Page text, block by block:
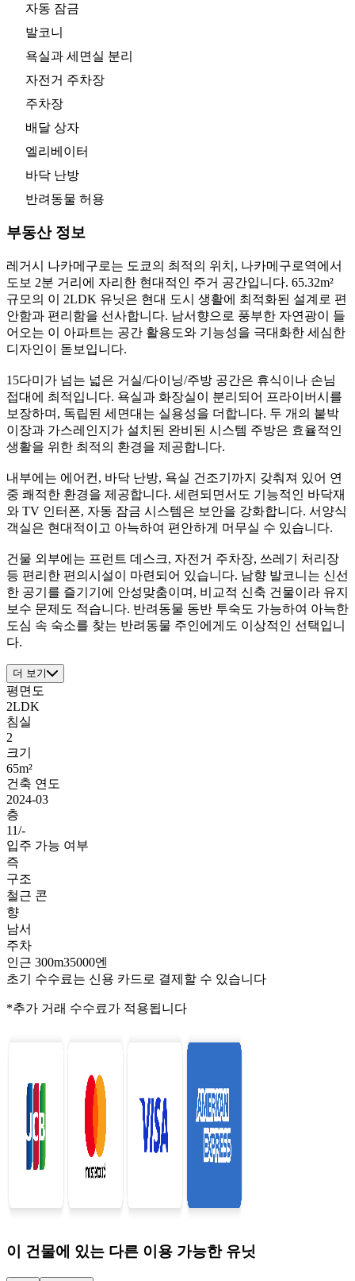
자동 잠금
발코니
욕실과 세면실 분리
자전거 주차장
주차장
배달 상자
엘리베이터
바닥 난방
반려동물 허용
부동산 정보
레거시 나카메구로는 도쿄의 최적의 위치, 나카메구로역에서
도보 2분 거리에 자리한 현대적인 주거 공간입니다. 65.32m²
규모의 이 2LDK 유닛은 현대 도시 생활에 최적화된 설계로 편
안함과 편리함을 선사합니다. 남서향으로 풍부한 자연광이 들
어오는 이 아파트는 공간 활용도와 기능성을 극대화한 세심한
디자인이 돋보입니다.
15다미가 넘는 넓은 거실/다이닝/주방 공간은 휴식이나 손님
접대에 최적입니다. 욕실과 화장실이 분리되어 프라이버시를
보장하며, 독립된 세면대는 실용성을 더합니다. 두 개의 붙박
이장과 가스레인지가 설치된 완비된 시스템 주방은 효율적인
생활을 위한 최적의 환경을 제공합니다.
내부에는 에어컨, 바닥 난방, 욕실 건조기까지 갖춰져 있어 연
중 쾌적한 환경을 제공합니다. 세련되면서도 기능적인 바닥재
와 TV 인터폰, 자동 잠금 시스템은 보안을 강화합니다. 서양식
객실은 현대적이고 아늑하여 편안하게 머무실 수 있습니다.
건물 외부에는 프런트 데스크, 자전거 주차장, 쓰레기 처리장
등 편리한 편의시설이 마련되어 있습니다. 남향 발코니는 신선
한 공기를 즐기기에 안성맞춤이며, 비교적 신축 건물이라 유지
보수 문제도 적습니다. 반려동물 동반 투숙도 가능하여 아늑한
도심 속 숙소를 찾는 반려동물 주인에게도 이상적인 선택입니
다.
더 보기
평면도
2LDK
침실
2
크기
65m²
건축 연도
2024-03
층
11/-
입주 가능 여부
즉
구조
철근 콘
향
남서
주차
인근 300m35000엔
초기 수수료는 신용 카드로 결제할 수 있습니다
*추가 거래 수수료가 적용됩니다
이 건물에 있는 다른 이용 가능한 유닛